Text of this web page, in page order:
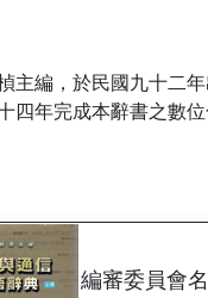
主編，於民國九十
四年完成本辭書之數
編審委員會